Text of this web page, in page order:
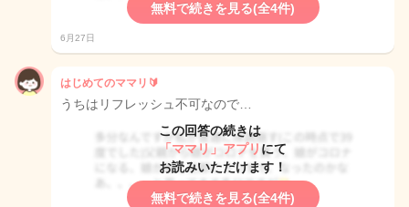
無料で続きを見る(全4件)
6月27日
はじめてのママリ🔰
うちはリフレッシュ不可なので…
この回答の続きは
「ママリ」アプリ にて
お読みいただけます！
無料で続きを見る(全4件)